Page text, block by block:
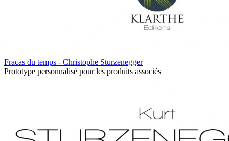
Fracas du temps - Christophe Sturzenegger
Prototype personnalisé pour les produits associés